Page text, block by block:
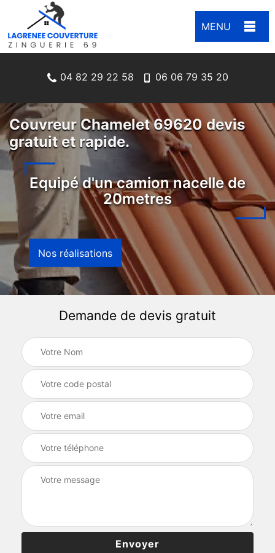
MENU
04 82 29 22 58 06 06 79 35 20
Couvreur Chamelet 69620 devis
gratuit et rapide.
Equipé d'un camion nacelle de
20metres
Nos réalisations
Demande de devis gratuit